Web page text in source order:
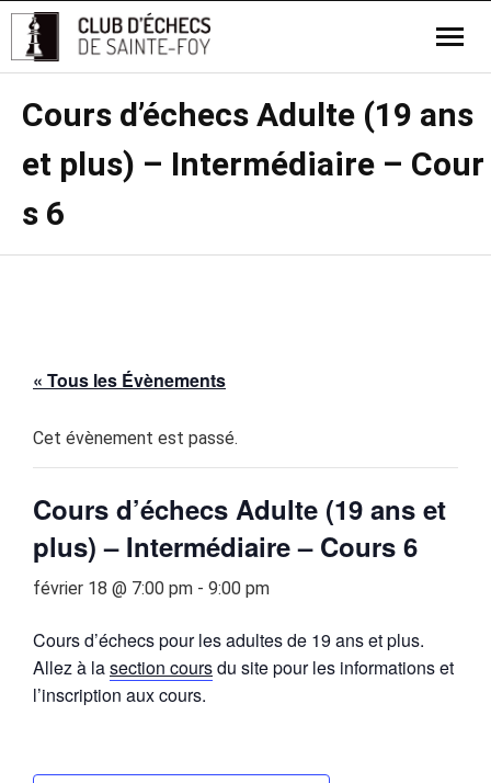
Cours d’échecs Adulte (19 ans
et plus) – Intermédiaire – Cour
s 6
« Tous les Évènements
Cet évènement est passé.
Cours d’échecs Adulte (19 ans et
plus) – Intermédiaire – Cours 6
février 18 @ 7:00 pm - 9:00 pm
Cours d’échecs pour les adultes de 19 ans et plus.
Allez à lasection coursdu site pour les informations et
l’inscription aux cours.